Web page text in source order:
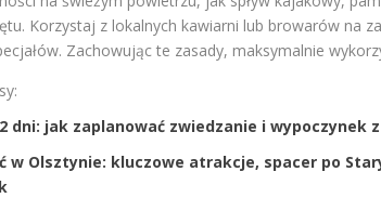
Korzystaj z lokalnych kawiarni lub browarów na
Zachowując te zasady, maksymalnie
dni: jak zaplanować zwiedzanie i
w Olsztynie: kluczowe atrakcje, spacer po